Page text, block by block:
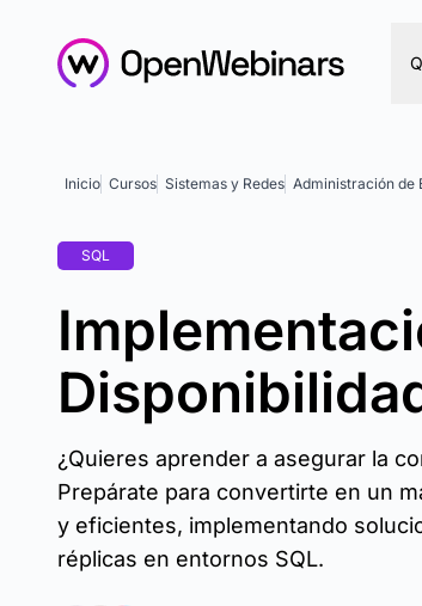
Inicio Cursos Sistemas y Redes Administración de
SQL
¿Quieres aprender a asegurar la
Prepárate para convertirte en un
y eficientes, implementando
réplicas en entornos SQL.